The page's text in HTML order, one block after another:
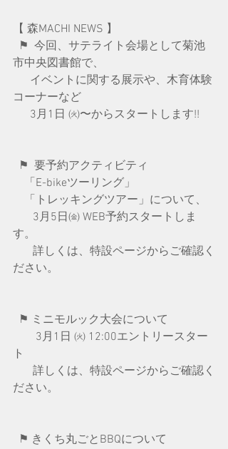
【 森MACHI NEWS 】
市中央図書館で、
イベントに関する展示や、木育体験
コーナーなど
3月1日 ㈫〜からスタートします!!
  ⚑  要予約アクティビティ
    「E-bikeツーリング」
    「トレッキングツアー」について、
す。
詳しくは、特設ページからご確認く
ださい。
  ⚑ ミニモルック大会について
3月1日 ㈫ 12:00エントリースター
ト
ださい。
  ⚑ きくち丸ごとBBQについて